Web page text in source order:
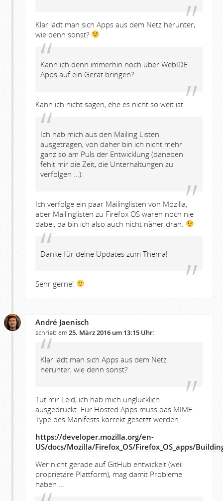
Klar lädt man sich Apps aus dem Netz herunter,
wie denn sonst?
Kann ich denn immerhin noch über WebIDE
Apps auf ein Gerät bringen?
Kann ich nicht sagen, ehe es nicht so weit ist.
Ich hab mich aus den Mailing Listen
ausgetragen, von daher bin ich nicht mehr
ganz so am Puls der Entwicklung (daneben
fehlt mir die Zeit, die Unterhaltungen zu
verfolgen …).
Ich verfolge ein paar Mailinglisten von Mozilla,
aber Mailinglisten zu Firefox OS waren noch nie
dabei, da bin ich also auch nicht näher dran.
Danke für deine Updates zum Thema!
Sehr gerne!
André Jaenisch
schrieb am25. März 2016 um 13:15 Uhr:
Klar lädt man sich Apps aus dem Netz
herunter, wie denn sonst?
Tut mir Leid, ich hab mich unglücklich
ausgedrückt. Für Hosted Apps muss das MIME-
Type des Manifests korrekt gesetzt werden:
https://developer.mozilla.org/en-
US/docs/Mozilla/Firefox_OS/Firefox_OS_apps/
Wer nicht gerade auf GitHub entwickelt (weil
proprietäre Plattform), mag damit Probleme
haben …